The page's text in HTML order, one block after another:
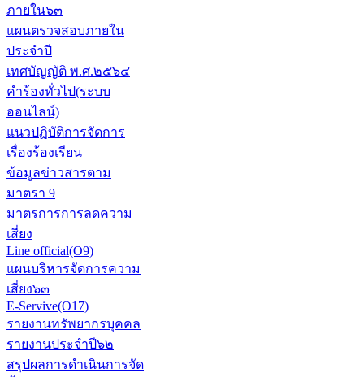
ภายใน๖๓
แผนตรวจสอบภายใน
ประจำปี
เทศบัญญัติ พ.ศ.๒๕๖๔
คำร้องทั่วไป(ระบบ
ออนไลน์)
แนวปฏิบัติการจัดการ
เรื่องร้องเรียน
ข้อมูลข่าวสารตาม
มาตรา 9
มาตรการการลดความ
เสี่ยง
Line official(O9)
แผนบริหารจัดการความ
เสี่ยง๖๓
E-Servive(O17)
รายงานทรัพยากรบุคคล
รายงานประจำปี๖๒
สรุปผลการดำเนินการจัด